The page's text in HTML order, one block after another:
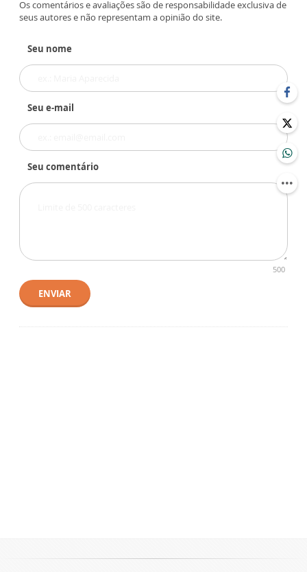
Os comentários e avaliações são de responsabilidade exclusiva de
seus autores e não representam a opinião do site.
Seu nome
Seu e-mail
Seu comentário
500
ENVIAR